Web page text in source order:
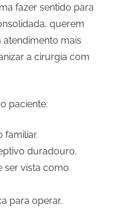
fazer sentido para
querem
mais
a cirurgia com
paciente:
familiar.
duradouro.
ser vista como
para operar.